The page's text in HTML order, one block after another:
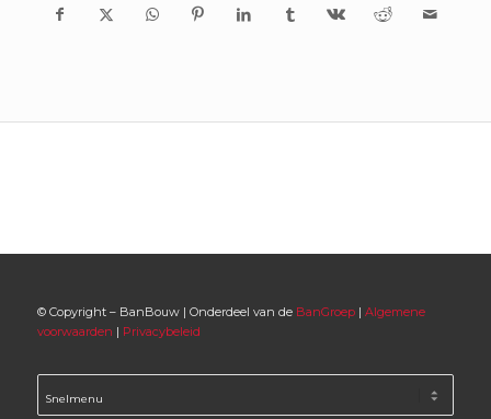
© Copyright – BanBouw | Onderdeel van de BanGroep| Algemene
voorwaarden | Privacybeleid